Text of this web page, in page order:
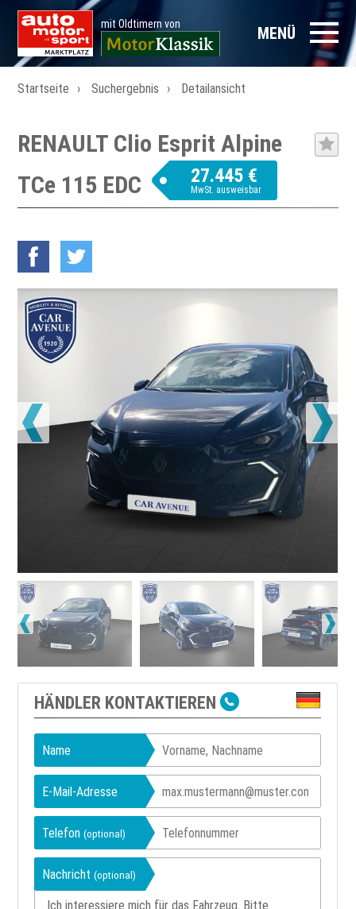
mit Oldtimern von MENÜ
Startseite Suchergebnis Detailansicht
RENAULT Clio Esprit Alpine
TCe 115 EDC
27.445 €
MwSt. ausweisbar
HÄNDLER KONTAKTIEREN
Name
E-Mail-Adresse
Telefon(optional)
Nachricht(optional)